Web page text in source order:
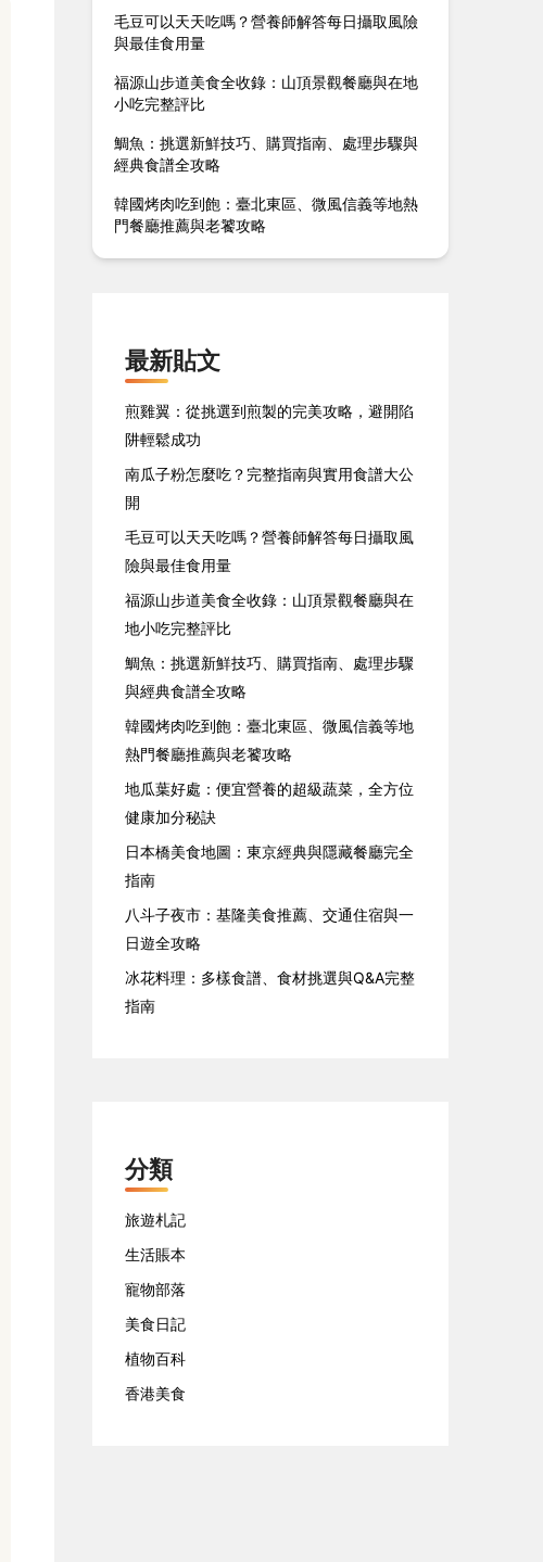
毛豆可以天天吃嗎？營養師解答每日攝取風險
與最佳食用量
福源山步道美食全收錄：山頂景觀餐廳與在地
小吃完整評比
鯛魚：挑選新鮮技巧、購買指南、處理步驟與
經典食譜全攻略
韓國烤肉吃到飽：臺北東區、微風信義等地熱
門餐廳推薦與老饕攻略
最新貼文
煎雞翼：從挑選到煎製的完美攻略，避開陷
阱輕鬆成功
南瓜子粉怎麼吃？完整指南與實用食譜大公
開
毛豆可以天天吃嗎？營養師解答每日攝取風
險與最佳食用量
福源山步道美食全收錄：山頂景觀餐廳與在
地小吃完整評比
鯛魚：挑選新鮮技巧、購買指南、處理步驟
與經典食譜全攻略
韓國烤肉吃到飽：臺北東區、微風信義等地
熱門餐廳推薦與老饕攻略
地瓜葉好處：便宜營養的超級蔬菜，全方位
健康加分秘訣
日本橋美食地圖：東京經典與隱藏餐廳完全
指南
八斗子夜市：基隆美食推薦、交通住宿與一
日遊全攻略
冰花料理：多樣食譜、食材挑選與Q&A完整
指南
分類
旅遊札記
生活賬本
寵物部落
美食日記
植物百科
香港美食